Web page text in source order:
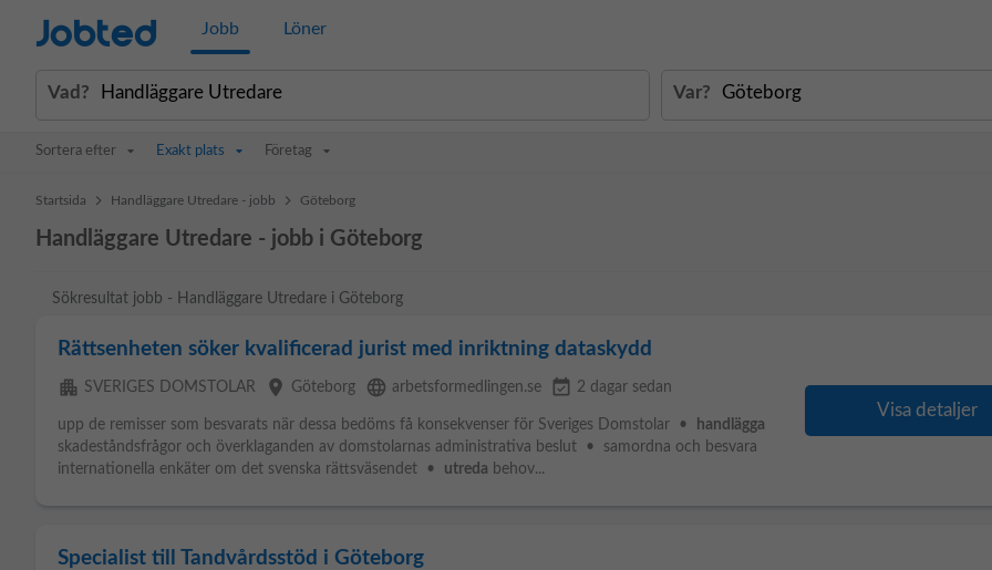
Jobted Jobb Löner
Vad? Var?
Sortera efter Exakt plats Företag
Startsida > Handläggare Utredare - jobb > Göteborg
Handläggare Utredare - jobb i Göteborg
Sökresultat jobb - Handläggare Utredare i Göteborg
Rättsenheten söker kvalificerad jurist med inriktning dataskydd
apartment SVERIGES DOMSTOLAR place Göteborg language arbetsformedlingen.se event_available 2 dagar sedan
upp de remisser som besvarats när dessa bedöms få konsekvenser för Sveriges Domstolar •
handlägga
skadeståndsfrågor och överklaganden av domstolarnas administrativa beslut • samordna och besvara
internationella enkäter om det svenska rättsväsendet • utreda behov...
Visa detaljer
Specialist till Tandvårdsstöd i Göteborg